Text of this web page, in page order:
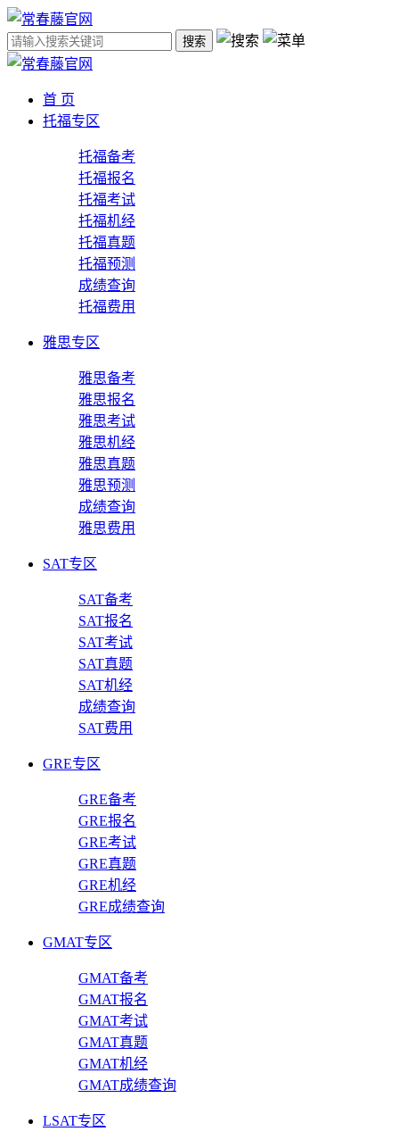
搜索
首 页
托福专区
托福备考
托福报名
托福考试
托福机经
托福真题
托福预测
成绩查询
托福费用
雅思专区
雅思备考
雅思报名
雅思考试
雅思机经
雅思真题
雅思预测
成绩查询
雅思费用
SAT专区
SAT备考
SAT报名
SAT考试
SAT真题
SAT机经
成绩查询
SAT费用
GRE专区
GRE备考
GRE报名
GRE考试
GRE真题
GRE机经
GRE成绩查询
GMAT专区
GMAT备考
GMAT报名
GMAT考试
GMAT真题
GMAT机经
GMAT成绩查询
LSAT专区